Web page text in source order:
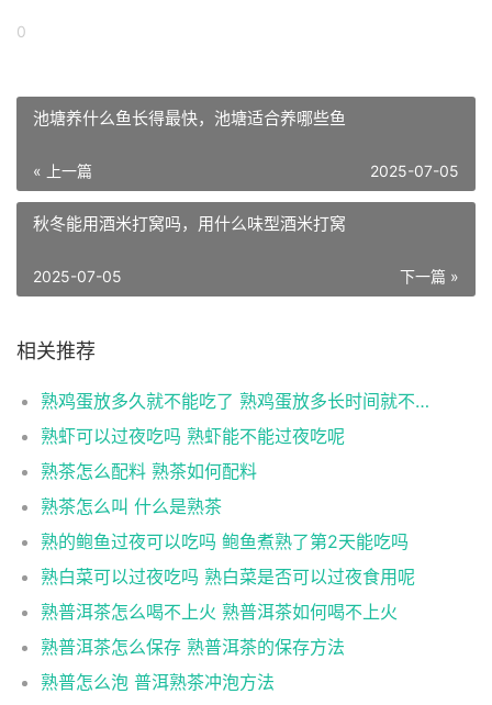
0
池塘养什么鱼长得最快，池塘适合养哪些鱼
« 上一篇 2025-07-05
秋冬能用酒米打窝吗，用什么味型酒米打窝
下一篇 »
2025-07-05
相关推荐
熟鸡蛋放多久就不能吃了 熟鸡蛋放多长时间就不能吃了
熟虾可以过夜吃吗 熟虾能不能过夜吃呢
熟茶怎么配料 熟茶如何配料
熟茶怎么叫 什么是熟茶
熟的鲍鱼过夜可以吃吗 鲍鱼煮熟了第2天能吃吗
熟白菜可以过夜吃吗 熟白菜是否可以过夜食用呢
熟普洱茶怎么喝不上火 熟普洱茶如何喝不上火
熟普洱茶怎么保存 熟普洱茶的保存方法
熟普怎么泡 普洱熟茶冲泡方法